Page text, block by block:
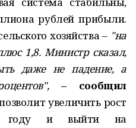
рублей прибыли.
хозяйства – "на
1,8. Министр сказал,
даже не падение, а
– сообщил
увеличить рост
году и выйти на